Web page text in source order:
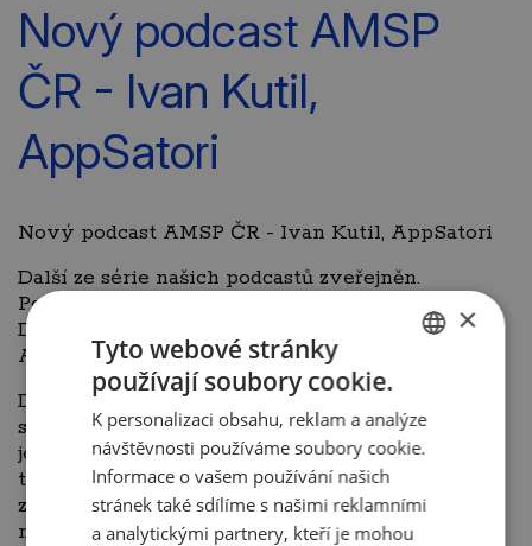
Nový podcast AMSP
ČR - Ivan Kutil,
AppSatori
Nový podcast AMSP ČR - Ivan Kutil, AppSatori
Další ze série našich podcastů zveřejněn.
Posledním hostem byl Ivan Kutil, CTO, Google
Developer Expert & Cloud Champion Innovator,
AppSatori.
Dozvíte se v něm např. příběh AppSatori, kam
směřují, jak ulehčit společnostem práci pomocí
jednoho prostředí a třeba i to, jak vnímají AI, jaké
technologie AI nabízí a co mohou jakožto jeden
z mála certifikovaných partnůrů Google
nabídnout.
ENGLISH
×
Tyto webové stránky
používají soubory cookie.
K personalizaci obsahu, reklam a analýze
návštěvnosti používáme soubory cookie.
Informace o vašem používání našich
stránek také sdílíme s našimi reklamními
a analytickými partnery, kteří je mohou